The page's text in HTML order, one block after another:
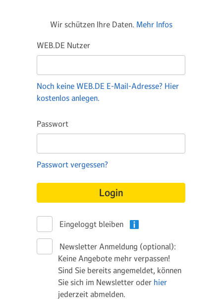
Wir schützen Ihre Daten. Mehr Infos
WEB.DE Nutzer
Noch keine WEB.DE E-Mail-Adresse? Hier
kostenlos anlegen.
Passwort
Passwort vergessen?
Login
Eingeloggt bleiben
Newsletter Anmeldung (optional):
Keine Angebote mehr verpassen!
Sind Sie bereits angemeldet, können
Sie sich im Newsletter oder hier
jederzeit abmelden.